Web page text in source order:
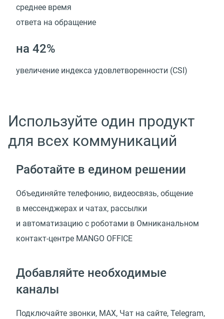
среднее время
ответа на обращение
на 42%
увеличение индекса удовлетворенности (CSI)
Используйте один продукт
для всех коммуникаций
Работайте в едином решении
Объединяйте телефонию, видеосвязь, общение
в мессенджерах и чатах, рассылки
и автоматизацию с роботами в Омниканальном
контакт-центре MANGO OFFICE
Добавляйте необходимые
каналы
Подключайте звонки, MAX, Чат на сайте, Telegram,